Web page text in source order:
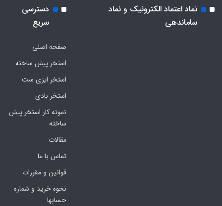
نماد اعتماد الکترونیک و نماد
ساماندهی
دسترسی
سریع
صفحه اصلی
استخر پیش ساخته
استخر ایزی ست
استخر بادی
نمونه کار استخر پیش
ساخته
مقالات
تماس با ما
قوانین و مقررات
نحوه خرید و شماره
حسابها